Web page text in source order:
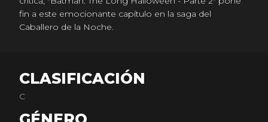
fin a este emocionante capítulo en la saga del
Caballero de la Noche.
CLASIFICACIÓN
C